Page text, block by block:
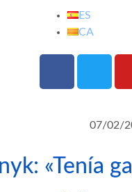
ES
CA
07/02/
«Tenía